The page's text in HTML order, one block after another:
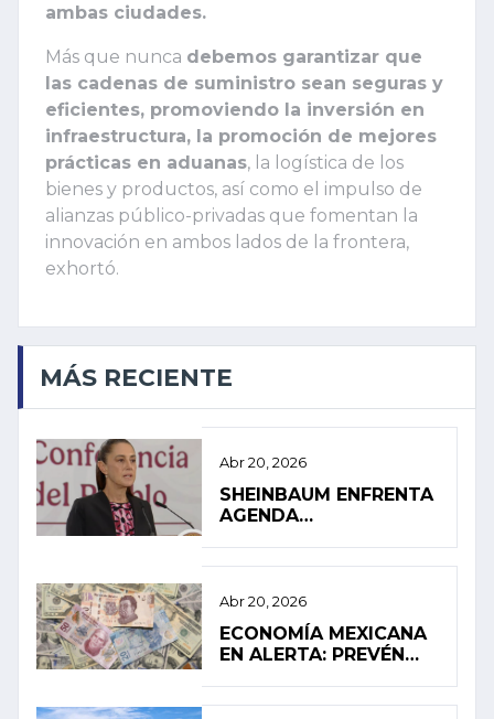
ambas ciudades.
Más que nunca debemos garantizar que
las cadenas de suministro sean seguras y
eficientes, promoviendo la inversión en
infraestructura, la promoción de mejores
prácticas en aduanas, la logística de los
bienes y productos, así como el impulso de
alianzas público-privadas que fomentan la
innovación en ambos lados de la frontera,
exhortó.
MÁS RECIENTE
Abr 20, 2026
SHEINBAUM ENFRENTA
AGENDA
Abr 20, 2026
ECONOMÍA MEXICANA
EN ALERTA: PREVÉN